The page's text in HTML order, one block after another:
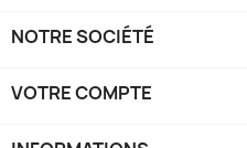
NOTRE SOCIÉTÉ
VOTRE COMPTE